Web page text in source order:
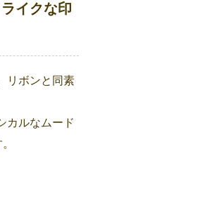
イクな印
リボンと同素
カルなムード